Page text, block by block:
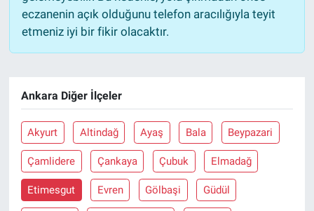
eczanenin açık olduğunu telefon aracılığıyla teyit
etmeniz iyi bir fikir olacaktır.
Ankara Diğer İlçeler
Akyurt Altindağ Ayaş Bala Beypazari
Çamlidere Çankaya Çubuk Elmadağ
Etimesgut Evren Gölbaşi Güdül